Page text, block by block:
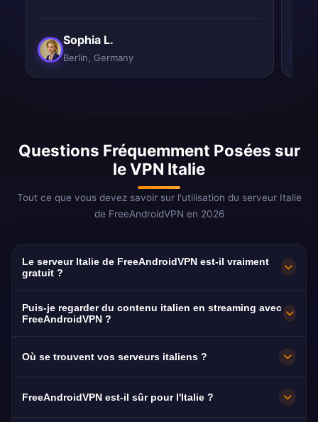
Sophia L.
Berlin, Germany
Questions Fréquemment Posées sur
le VPN Italie
Tout ce que vous devez savoir sur l'utilisation du serveur Italie
de FreeAndroidVPN en 2026
Le serveur Italie de FreeAndroidVPN est-il vraiment
gratuit ?
100% gratuit, sans frais cachés, sans période
offrons un accès illimité à nos serveurs VPN
Florence sans aucun paiement. Notre modèle
Puis-je regarder du contenu italien en streaming avec
FreeAndroidVPN ?
Nos serveurs VPN en Italie sont optimisés pour
DAZN Italy (Serie A) et NOW TV Italy. La
Où se trouvent vos serveurs italiens ?
FreeAndroidVPN dispose de plusieurs serveurs
haute vitesse en Italie à Milan, Rome, Naples,
FreeAndroidVPN est-il sûr pour l'Italie ?